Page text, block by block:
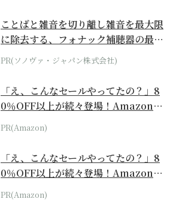
ことばと雑音を切り離し雑音を最大限
に除去する、フォナック補聴器の最上
位モデル
PR(ソノヴァ・ジャパン株式会社)
「え、こんなセールやってたの？」8
0％OFF以上が続々登場！Amazonの
本気が...
PR(Amazon)
「え、こんなセールやってたの？」8
0％OFF以上が続々登場！Amazonの
本気が...
PR(Amazon)